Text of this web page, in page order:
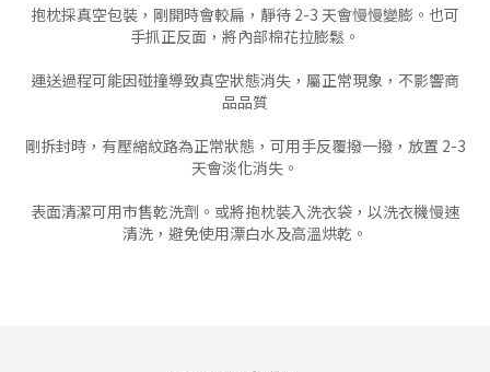
抱枕採真空包裝，剛開時會較扁，靜待 2-3 天會慢慢變膨。也可
手抓正反面，將內部棉花拉膨鬆。
運送過程可能因碰撞導致真空狀態消失，屬正常現象，不影響商
品品質
剛拆封時，有壓縮紋路為正常狀態，可用手反覆撥一撥，放置 2-3
天會淡化消失。
表面清潔可用市售乾洗劑。或將抱枕裝入洗衣袋，以洗衣機慢速
清洗，避免使用漂白水及高溫烘乾。